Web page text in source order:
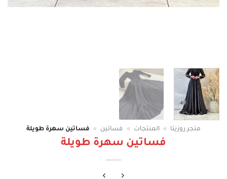
متجر روزيتا » المنتجات » فساتين » فساتين سهرة طويلة
فساتين سهرة طويلة